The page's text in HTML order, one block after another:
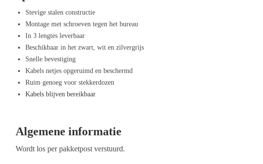
Veilig en praktisch – Minder losliggende snoeren betekent minder struikelgevaar en
schoonmaken.
Eenvoudige montage – Inclusief bijpassende schroeven voor een stevige bevestiging
Verschillende lengtes en kleuren – Kies de maat en kleur die het beste bij jouw
Handig open ontwerp – Biedt gemakkelijke toegang tot kabels en stekkerblokken
Stevige stalen constructie
Montage met schroeven tegen het bureau
In 3 lengtes leverbaar
Beschikbaar in het zwart, wit en zilvergrijs
Snelle bevestiging
Kabels netjes opgeruimd en beschermd
Ruim genoeg voor stekkerdozen
Kabels blijven bereikbaar
Algemene informatie
Wordt los per pakketpost verstuurd.